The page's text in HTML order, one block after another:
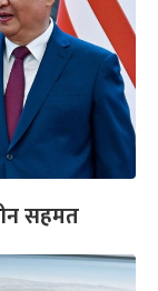
सहमत